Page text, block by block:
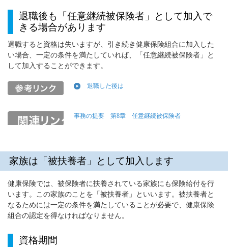
退職後も「任意継続被保険者」として加入で
きる場合があります
退職すると資格は失いますが、引き続き健康保険組合に加入した
い場合、一定の条件を満たしていれば、「任意継続被保険者」と
して加入することができます。
退職した後は
事務の提要 第8章 任意継続被保険者
家族は「被扶養者」として加入します
健康保険では、被保険者に扶養されている家族にも保険給付を行
います。この家族のことを「被扶養者」といいます。被扶養者と
なるためには一定の条件を満たしていることが必要で、健康保険
組合の認定を得なければなりません。
資格期間